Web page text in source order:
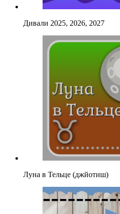
Дивали 2025, 2026, 2027
Луна в Тельце (джйотиш)